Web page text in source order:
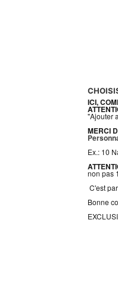
ICI,
"Ajouter
MERCI
Ex.: 10
non pas
C'est
Bonne